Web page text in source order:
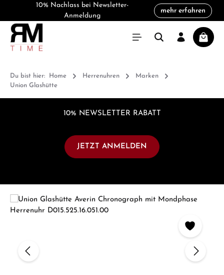
10% Nachlass bei Newsletter-
Anmeldung
mehr erfahren
Du bist hier: Home Herrenuhren
Marken
Union Glashütte
10% NEWSLETTER RABATT
JETZT ANMELDEN
Bildergalerie überspringen